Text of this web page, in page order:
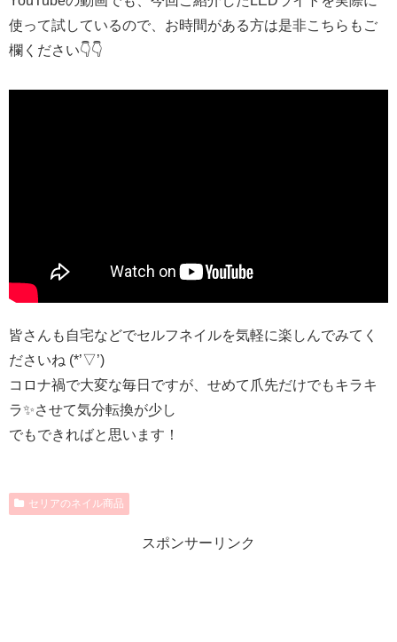
使って試しているので、お時間がある方は是非こちらもご
欄ください👇👇
皆さんも自宅などでセルフネイルを気軽に楽しんでみてく
ださいね (*’▽’)
コロナ禍で大変な毎日ですが、せめて爪先だけでもキラキ
ラ✨させて気分転換が少し
でもできればと思います！
セリアのネイル商品
スポンサーリンク